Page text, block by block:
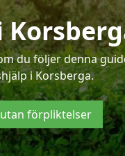
du följer denna
i Korsberga.
förpliktelser